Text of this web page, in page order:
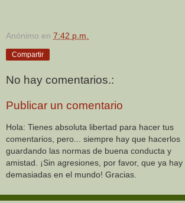
Anónimo en 7:42 p.m.
Compartir
No hay comentarios.:
Publicar un comentario
Hola: Tienes absoluta libertad para hacer tus
comentarios, pero... siempre hay que hacerlos
guardando las normas de buena conducta y
amistad. ¡Sin agresiones, por favor, que ya hay
demasiadas en el mundo! Gracias.